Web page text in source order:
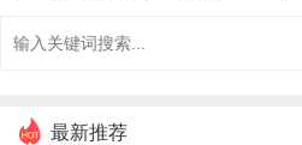
最新推荐